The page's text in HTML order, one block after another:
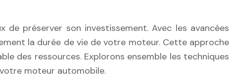
préserver son investissement. Avec les avancées
la durée de vie de votre moteur. Cette approche
des ressources. Explorons ensemble les techniques
moteur automobile.